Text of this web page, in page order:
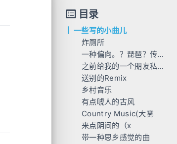
目录
一些写的小曲儿
炸厕所
一种偏向。？琵琶？传统？
之前给我的一个朋友私下做的游戏写的
送别的Remix
乡村音乐
有点唬人的古风
Country Music(大雾
来点阴间的（x
带一种思乡感觉的曲